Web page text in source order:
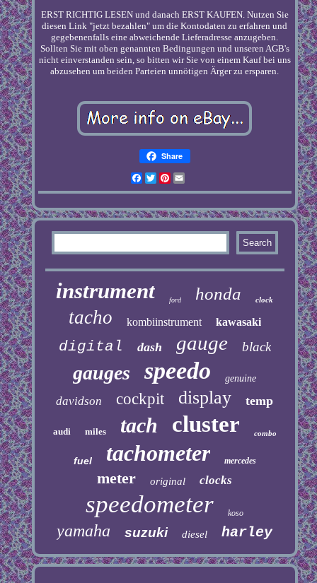
ERST RICHTIG LESEN und danach ERST KAUFEN. Nutzen Sie
diesen Link "jetzt bezahlen" um die Kontodaten zu erfahren und
gegebenenfalls eine abweichende Lieferadresse anzugeben.
Sollten Sie mit oben genannten Bedingungen und unseren AGB's
nicht einverstanden sein, so bitten wir Sie von einem Kauf bei uns
abzusehen um beiden Parteien unnötigen Ärger zu ersparen.
Share
Facebook
TwitterPinterest
instrument ford honda clock
tacho kombiinstrument kawasaki
digital dash gauge black
gauges speedo genuine
davidson cockpit display temp
audi miles tach cluster combo
fuel tachometer mercedes
meter original clocks
speedometer koso
yamaha suzuki diesel harley